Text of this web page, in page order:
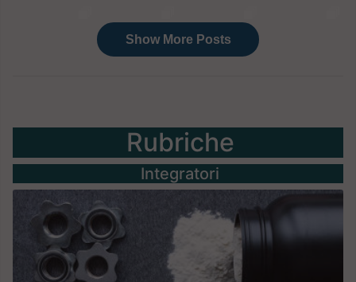
Rubriche
Integratori